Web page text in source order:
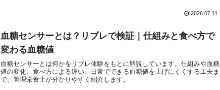
2026.07.11
血糖センサーとは？リブレで検証｜仕組みと食べ方で
変わる血糖値
血糖センサーとは何かをリブレ体験をもとに解説しています。仕組みや血糖
値の変化、食べ方による違い、日常でできる血糖値を上げにくくする工夫ま
で、管理栄養士が分かりやすく紹介します。